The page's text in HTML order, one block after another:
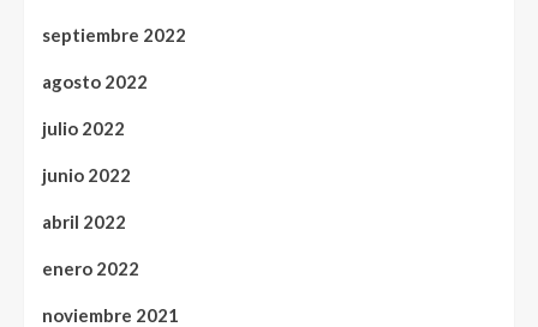
septiembre 2022
agosto 2022
julio 2022
junio 2022
abril 2022
enero 2022
noviembre 2021